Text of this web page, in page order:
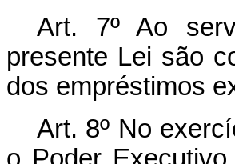
Art. 7º Ao
presente Lei são
dos empréstimos
Art. 8º No